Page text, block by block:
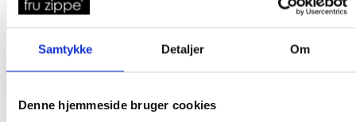
Samtykke Detaljer Om
Denne hjemmeside bruger cookies
Se strikkeopskrifter
Viser 30 resultater Sorteret efter seneste